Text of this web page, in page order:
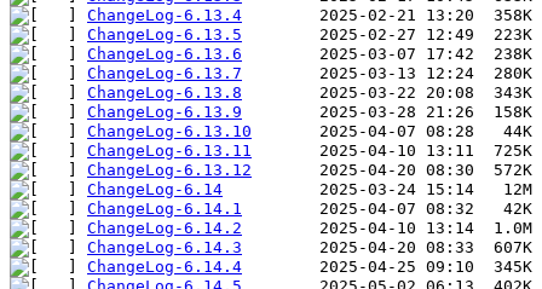
ChangeLog-6.13.4
ChangeLog-6.13.5
ChangeLog-6.13.6
ChangeLog-6.13.7
ChangeLog-6.13.8
ChangeLog-6.13.9
ChangeLog-6.13.10
ChangeLog-6.13.11
ChangeLog-6.13.12
ChangeLog-6.14
ChangeLog-6.14.1
ChangeLog-6.14.2
ChangeLog-6.14.3
ChangeLog-6.14.4